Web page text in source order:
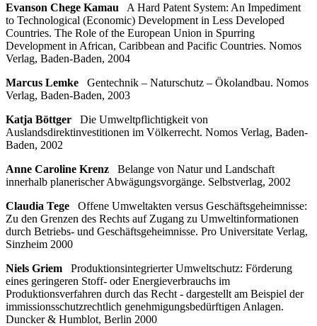
Evanson Chege Kamau
A Hard Patent System: An Impediment
to Technological (Economic) Development in Less Developed
Countries. The Role of the European Union in Spurring
Development in African, Caribbean and Pacific Countries. Nomos
Verlag, Baden-Baden, 2004
Marcus Lemke Gentechnik – Naturschutz – Ökolandbau. Nomos
Verlag, Baden-Baden, 2003
Katja Böttger Die Umweltpflichtigkeit von
Auslandsdirektinvestitionen im Völkerrecht. Nomos Verlag, Baden-
Baden, 2002
Anne Caroline Krenz Belange von Natur und Landschaft
innerhalb planerischer Abwägungsvorgänge. Selbstverlag, 2002
Claudia Tege Offene Umweltakten versus Geschäftsgeheimnisse:
Zu den Grenzen des Rechts auf Zugang zu Umweltinformationen
durch Betriebs- und Geschäftsgeheimnisse. Pro Universitate Verlag,
Sinzheim 2000
Niels Griem Produktionsintegrierter Umweltschutz: Förderung
eines geringeren Stoff- oder Energieverbrauchs im
Produktionsverfahren durch das Recht - dargestellt am Beispiel der
immissionsschutzrechtlich genehmigungsbedürftigen Anlagen.
Duncker & Humblot, Berlin 2000